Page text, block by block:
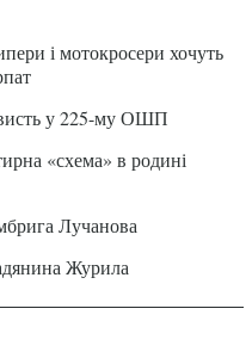
і мотокросери хочуть
у 225-му ОШП
«схема» в родині
Лучанова
Журила